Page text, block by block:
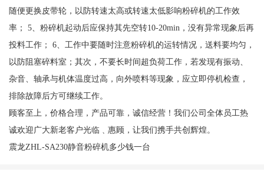
随便更换皮带轮，以防转速太高或转速太低影响粉碎机的工作效
率； 5、粉碎机起动后应保持其先空转10-20min，没有异常现象后再
投料工作； 6、工作中要随时注意粉碎机的运转情况，送料要均匀，
以防阻塞碎料室；其次，不要长时间超负荷工作，若发现有振动、
杂音、轴承与机体温度过高，向外喷料等现象，应立即停机检查，
排除故障后方可继续工作。
顾客至上，价格合理，产品可靠，诚信经营！我们公司全体员工热
诚欢迎广大新老客户光临﹑惠顾，让我们携手共创辉煌。
震龙ZHL-SA230静音粉碎机多少钱一台